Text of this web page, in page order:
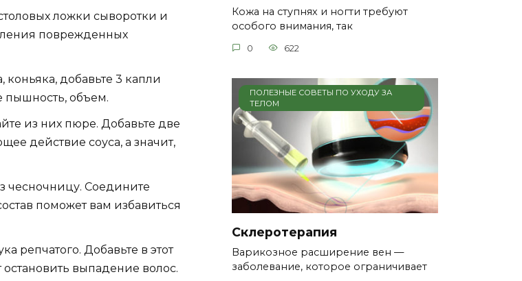
ложки сыворотки и
поврежденных
добавьте 3 капли
пышность, объем.
из них пюре. Добавьте две
действие соуса, а значит,
чесночницу. Соедините
поможет вам избавиться
репчатого. Добавьте в этот
выпадение волос.
Кожа на ступнях и ногти требуют
особого внимания, так
0 622
ПОЛЕЗНЫЕ СОВЕТЫ ПО УХОДУ ЗА
ТЕЛОМ
Склеротерапия
Варикозное расширение вен —
заболевание, которое ограничивает